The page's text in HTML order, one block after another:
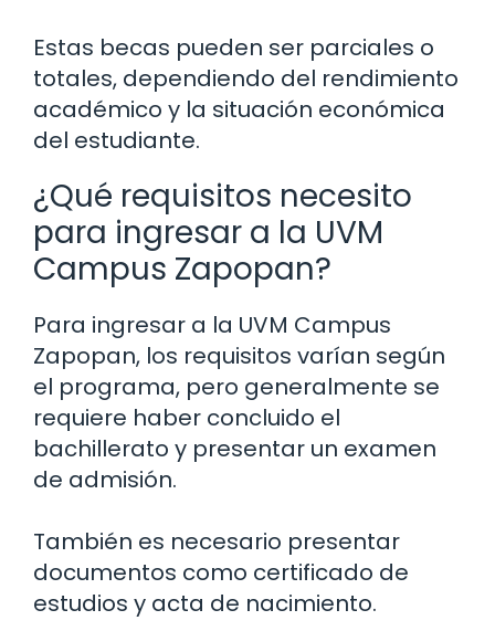
Estas becas pueden ser parciales o
totales, dependiendo del rendimiento
académico y la situación económica
del estudiante.
¿Qué requisitos necesito
para ingresar a la UVM
Campus Zapopan?
Para ingresar a la UVM Campus
Zapopan, los requisitos varían según
el programa, pero generalmente se
requiere haber concluido el
bachillerato y presentar un examen
de admisión.
También es necesario presentar
documentos como certificado de
estudios y acta de nacimiento.